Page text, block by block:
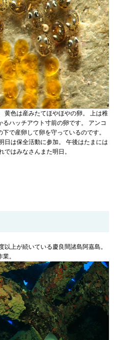
黄色は産みたてほやほやの卵。 上は稚
ハッチアウト寸前の卵です。 アンコ
で産卵して卵を守っているのです。
日は保全活動に参加。 午後はたまには
ではみなさんまた明日。
上が続いている慶良間諸島阿嘉島。
。